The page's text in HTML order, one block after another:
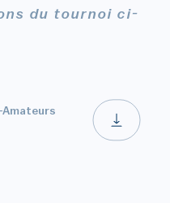
du tournoi ci-
Amateurs